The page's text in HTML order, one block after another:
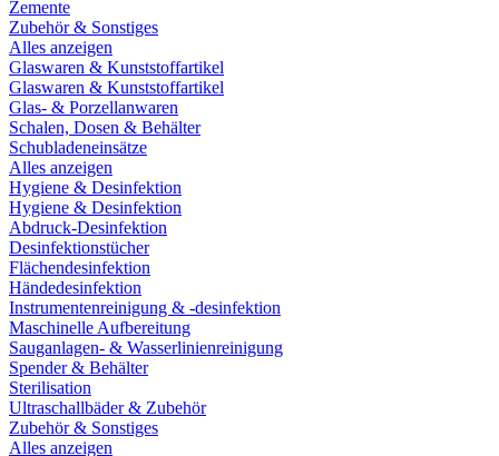
Zemente
Zubehör & Sonstiges
Alles anzeigen
Glaswaren & Kunststoffartikel
Glaswaren & Kunststoffartikel
Glas- & Porzellanwaren
Schalen, Dosen & Behälter
Schubladeneinsätze
Alles anzeigen
Hygiene & Desinfektion
Hygiene & Desinfektion
Abdruck-Desinfektion
Desinfektionstücher
Flächendesinfektion
Händedesinfektion
Instrumentenreinigung & -desinfektion
Maschinelle Aufbereitung
Sauganlagen- & Wasserlinienreinigung
Spender & Behälter
Sterilisation
Ultraschallbäder & Zubehör
Zubehör & Sonstiges
Alles anzeigen